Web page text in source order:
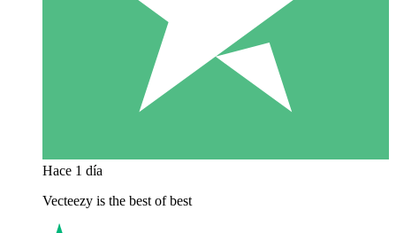
Hace 1 día
Vecteezy is the best of best